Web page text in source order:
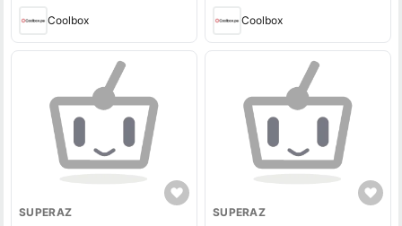
Coolbox Coolbox
SUPERAZ SUPERAZ